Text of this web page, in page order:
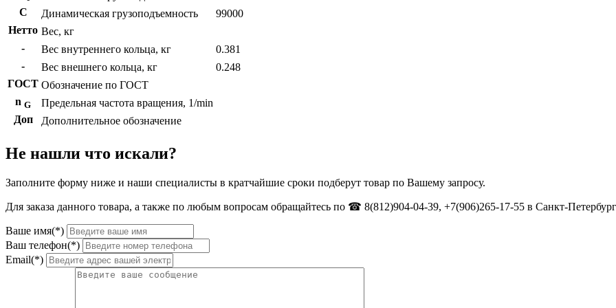
C
Динамическая грузоподъемность
99000
Нетто Вес, кг
-
Вес внутреннего кольца, кг
0.381
-
Вес внешнего кольца, кг
0.248
ГОСТ Обозначение по ГОСТ
n G
Предельная частота вращения, 1/min
Доп
Дополнительное обозначение
Не нашли что искали?
Заполните форму ниже и наши специалисты в кратчайшие сроки подберут товар по Вашему запросу.
Для заказа данного товара, а также по любым вопросам обращайтесь по ☎ 8(812)904-04-39, +7(906)265-17-55 в Санкт-
Ваше имя(*)
Ваш телефон(*)
Email(*)